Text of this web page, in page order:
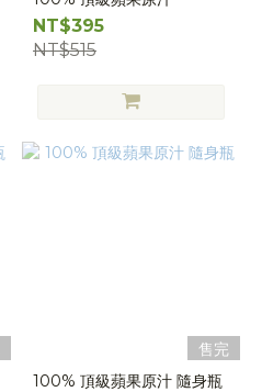
NT$395
NT$515
售完
100% 頂級蘋果原汁 隨身瓶